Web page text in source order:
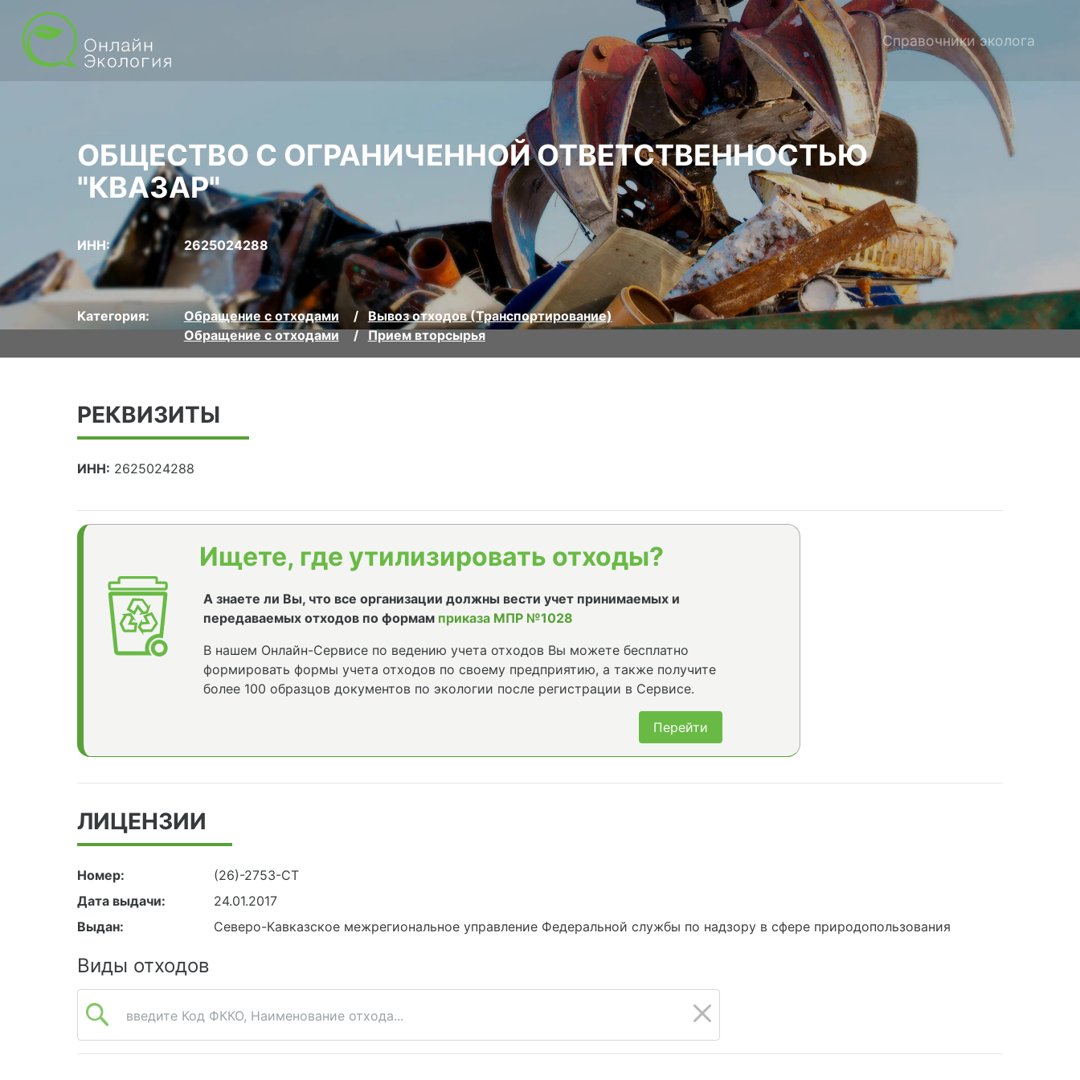
Справочники эколога
ОБЩЕСТВО С ОГРАНИЧЕННОЙ ОТВЕТСТВЕННОСТЬЮ
"КВАЗАР"
ИНН: 2625024288
Категория: Обращение с отходами
Вывоз отходов (Транспортирование)
Обращение с отходами
Прием вторсырья
РЕКВИЗИТЫ
ИНН: 2625024288
Ищете, где утилизировать отходы?
А знаете ли Вы, что все организации должны вести учет принимаемых и
передаваемых отходов по формам приказа МПР №1028
В нашем Онлайн-Сервисе по ведению учета отходов Вы можете бесплатно
формировать формы учета отходов по своему предприятию, а также получите
более 100 образцов документов по экологии после регистрации в Сервисе.
Перейти
ЛИЦЕНЗИИ
Номер:
(26)-2753-СТ
Дата выдачи:
24.01.2017
Выдан:
Северо-Кавказское межрегиональное управление Федеральной службы по надзору в сфере природопользования
Виды отходов
введите Код ФККО, Наименование отхода...